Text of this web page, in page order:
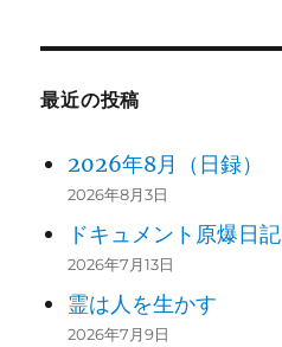
最近の投稿
2026年8月（日録）
2026年8月3日
ドキュメント原爆日記
2026年7月13日
霊は人を生かす
2026年7月9日